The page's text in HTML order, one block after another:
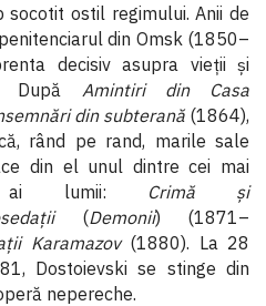
ostil regimului. Anii de
din Omsk (1850–
decisiv asupra vieţii şi
După Amintiri din Casa
din subterană (1864),
rând pe rand, marile sale
din el unul dintre cei mai
ai lumii:
Crimă şi
(Demonii) (1871–
Karamazov (1880). La 28
Dostoievski se stinge din
nepereche.